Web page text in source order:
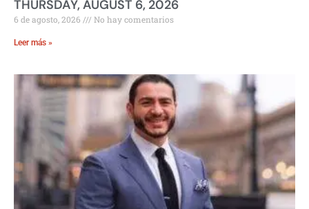
THURSDAY, AUGUST 6, 2026
6 de agosto, 2026 No hay comentarios
Leer más »